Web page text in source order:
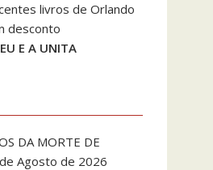
livros de Orlando
desconto
EU E A UNITA
DA MORTE DE
Agosto de 2026